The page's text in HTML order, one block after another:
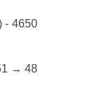
- 4650
→ 48